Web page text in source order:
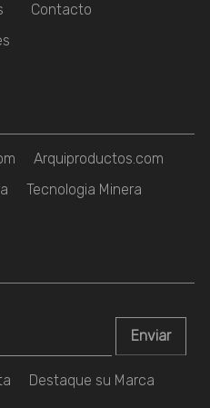
Contacto
Arquiproductos.com
Tecnologia Minera
Destaque su Marca